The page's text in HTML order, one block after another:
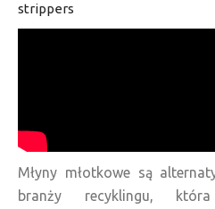
strippers
Młyny młotkowe są
branży recyklingu,